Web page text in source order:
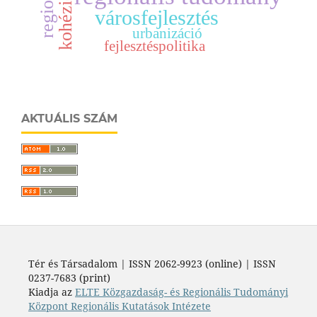
városfejlesztés
urbanizáció
fejlesztéspolitika
AKTUÁLIS SZÁM
Tér és Társadalom | ISSN 2062-9923 (online) | ISSN
0237-7683 (print)
Kiadja az ELTE Közgazdaság- és Regionális Tudományi
Központ Regionális Kutatások Intézete